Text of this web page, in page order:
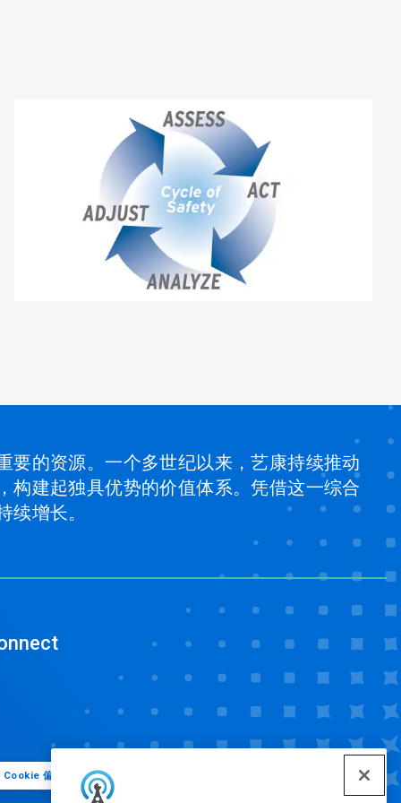
要的资源。一个多世纪以来，艺康持续推动
构建起独具优势的价值体系。凭借这一综合
增长。
Cookie 偏好